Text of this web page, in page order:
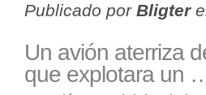
Publicado por Bligter
Un avión aterriza
que explotara un